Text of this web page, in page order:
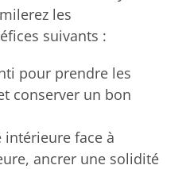
les
suivants :
pour prendre les
conserver un bon
intérieure face à
ancrer une solidité